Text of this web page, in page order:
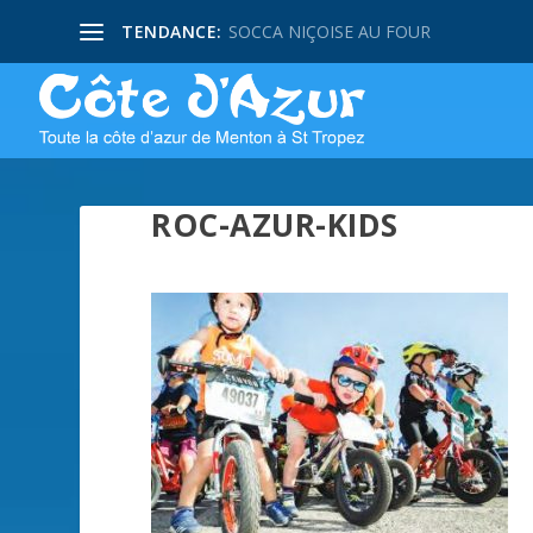
TENDANCE: SOCCA NIÇOISE AU FOUR
ROC-AZUR-KIDS